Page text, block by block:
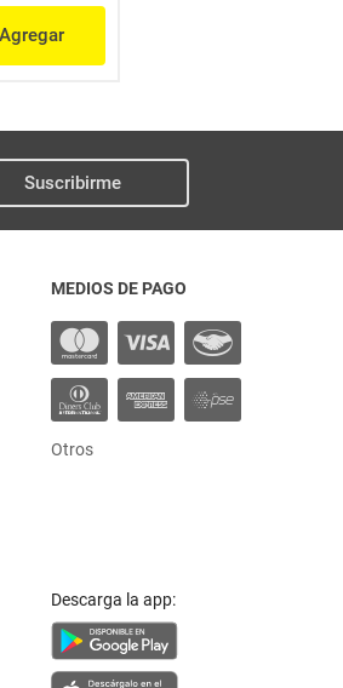
Agregar
Suscribirme
MEDIOS DE PAGO
Otros
Descarga la app: